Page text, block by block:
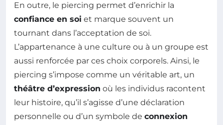
En outre, le piercing permet d’enrichir la
confiance en soi et marque souvent un
tournant dans l’acceptation de soi.
L’appartenance à une culture ou à un groupe est
aussi renforcée par ces choix corporels. Ainsi, le
piercing s’impose comme un véritable art, un
théâtre d’expression où les individus racontent
leur histoire, qu’il s’agisse d’une déclaration
personnelle ou d’un symbole de connexion